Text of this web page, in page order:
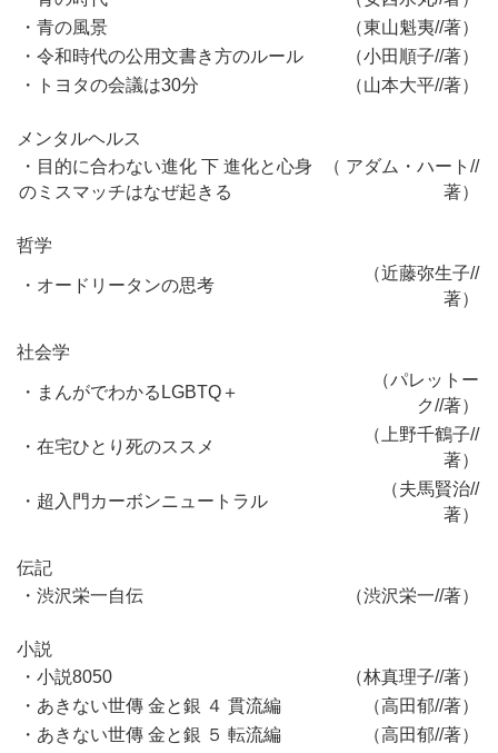
・青の風景
（東山魁夷//著）
・令和時代の公用文書き方のルール
（小田順子//著）
・トヨタの会議は30分
（山本大平//著）
メンタルヘルス
・目的に合わない進化 下 進化と心身
のミスマッチはなぜ起きる
（ アダム・ハート//
著）
哲学
・オードリータンの思考
（近藤弥生子//
著）
社会学
・まんがでわかるLGBTQ＋
（パレットー
ク//著）
・在宅ひとり死のススメ
（上野千鶴子//
著）
・超入門カーボンニュートラル
（夫馬賢治//
著）
伝記
・渋沢栄一自伝
（渋沢栄一//著）
小説
・小説8050
（林真理子//著）
・あきない世傳 金と銀 ４ 貫流編
（高田郁//著）
・あきない世傳 金と銀 ５ 転流編
（高田郁//著）